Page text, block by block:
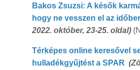
Bakos Zsuzsi: A késők
hogy ne vesszen el az
2022. október, 23-25. oldal)
Térképes online keresővel
hulladékgyűjtést a SPAR